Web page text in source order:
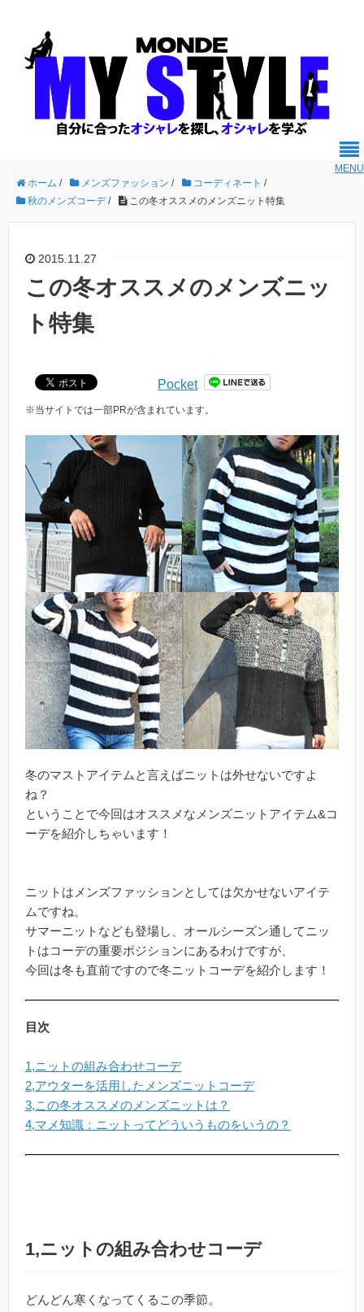
MENU
ホーム / メンズファッション / コーディネート /
秋のメンズコーデ/ この冬オススメのメンズニット特集
2015.11.27
この冬オススメのメンズニッ
ト特集
Pocket
※当サイトでは一部PRが含まれています。
冬のマストアイテムと言えばニットは外せないですよ
ね？
ということで今回はオススメなメンズニットアイテム&コ
ーデを紹介しちゃいます！
ニットはメンズファッションとしては欠かせないアイテ
ムですね。
サマーニットなども登場し、オールシーズン通してニッ
トはコーデの重要ポジションにあるわけですが、
今回は冬も直前ですので冬ニットコーデを紹介します！
目次
1,ニットの組み合わせコーデ
2,アウターを活用したメンズニットコーデ
3,この冬オススメのメンズニットは？
4,マメ知識：ニットってどういうものをいうの？
1,ニットの組み合わせコーデ
どんどん寒くなってくるこの季節。